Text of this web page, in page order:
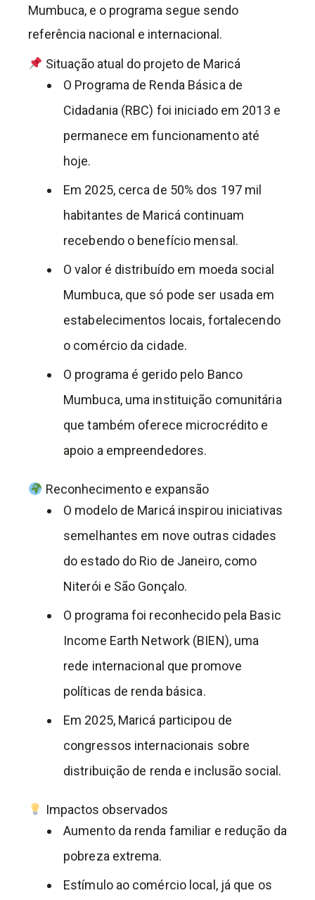
Mumbuca, e o programa segue sendo
referência nacional e internacional.
Situação atual do projeto de Maricá
O Programa de Renda Básica de
Cidadania (RBC) foi iniciado em 2013 e
permanece em funcionamento até
hoje.
Em 2025, cerca de 50% dos 197 mil
habitantes de Maricá continuam
recebendo o benefício mensal.
O valor é distribuído em moeda social
Mumbuca, que só pode ser usada em
estabelecimentos locais, fortalecendo
o comércio da cidade.
O programa é gerido pelo Banco
Mumbuca, uma instituição comunitária
que também oferece microcrédito e
apoio a empreendedores.
Reconhecimento e expansão
O modelo de Maricá inspirou iniciativas
semelhantes em nove outras cidades
do estado do Rio de Janeiro, como
Niterói e São Gonçalo.
O programa foi reconhecido pela Basic
Income Earth Network (BIEN), uma
rede internacional que promove
políticas de renda básica.
Em 2025, Maricá participou de
congressos internacionais sobre
distribuição de renda e inclusão social.
Impactos observados
Aumento da renda familiar e redução da
pobreza extrema.
Estímulo ao comércio local, já que os